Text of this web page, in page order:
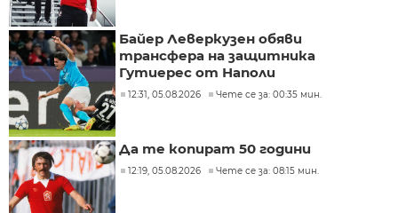
Байер Леверкузен обяви
трансфера на защитника
Гутиерес от Наполи
12:31, 05.08.2026 Чете се за: 00:35 мин.
Да те копират 50 години
12:19, 05.08.2026 Чете се за: 08:15 мин.